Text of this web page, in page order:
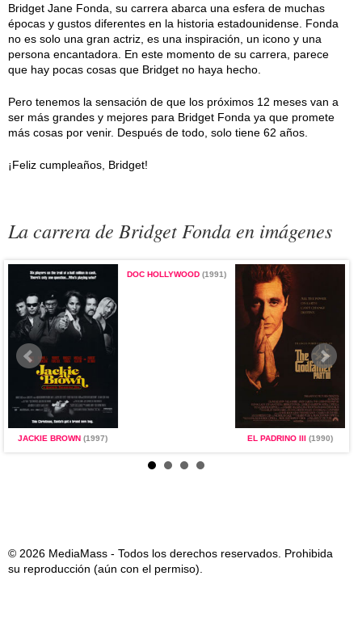
Bridget Jane Fonda, su carrera abarca una esfera de muchas
épocas y gustos diferentes en la historia estadounidense. Fonda
no es solo una gran actriz, es una inspiración, un icono y una
persona encantadora. En este momento de su carrera, parece
que hay pocas cosas que Bridget no haya hecho.
Pero tenemos la sensación de que los próximos 12 meses van a
ser más grandes y mejores para Bridget Fonda ya que promete
más cosas por venir. Después de todo, solo tiene 62 años.
¡Feliz cumpleaños, Bridget!
La carrera de Bridget Fonda en imágenes
JACKIE BROWN (1997)
DOC HOLLYWOOD(1991)
EL PADRINO III (1990)
© 2026 MediaMass - Todos los derechos reservados. Prohibida
su reproducción (aún con el permiso).